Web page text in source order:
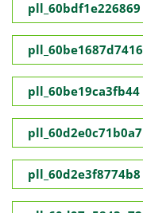
pll_60bdf1e226869
pll_60be1687d7416
pll_60be19ca3fb44
pll_60d2e0c71b0a7
pll_60d2e3f8774b8